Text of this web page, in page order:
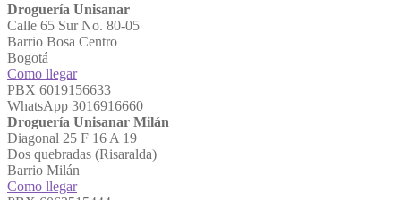
Droguería Unisanar
Calle 65 Sur No. 80-05
Barrio Bosa Centro
Bogotá
Como llegar
PBX 6019156633
WhatsApp 3016916660
Droguería Unisanar Milán
Diagonal 25 F 16 A 19
Dos quebradas (Risaralda)
Barrio Milán
Como llegar